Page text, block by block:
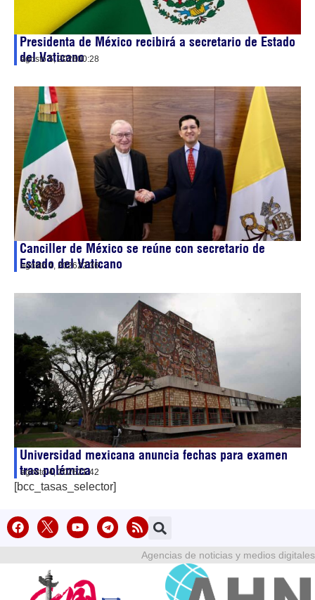
Presidenta de México recibirá a secretario de Estado
del Vaticano
agosto 5, 202600:28
Canciller de México se reúne con secretario de
Estado del Vaticano
agosto 4, 202622:36
Universidad mexicana anuncia fechas para examen
tras polémica
agosto 4, 202621:42
[bcc_tasas_selector]
Agencias de noticias y medios digitales